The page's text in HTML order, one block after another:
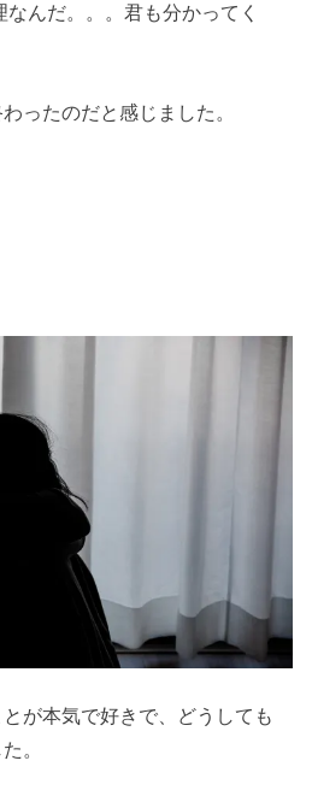
んだ。。。君も分かってく
ったのだと感じました。
が本気で好きで、どうしても
。